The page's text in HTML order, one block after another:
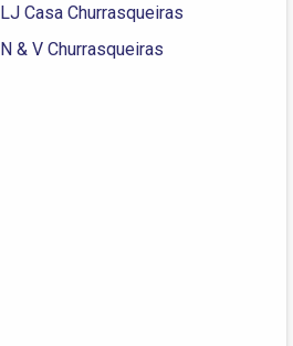
LJ Casa Churrasqueiras
N & V Churrasqueiras